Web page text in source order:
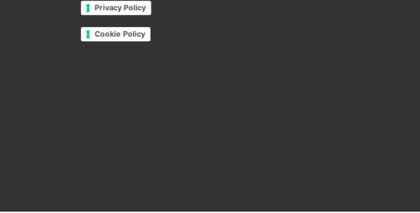
Privacy Policy
Cookie Policy